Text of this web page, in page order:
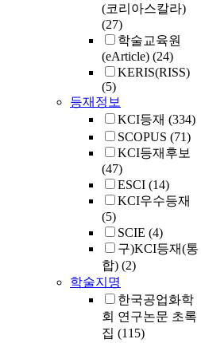
(코리아스칼라)
(27)
학술교육원
(eArticle) (24)
KERIS(RISS)
(5)
등재정보
KCI등재 (334)
SCOPUS (71)
KCI등재후보
(47)
ESCI (14)
KCI우수등재
(5)
SCIE (4)
구)KCI등재(통
합) (2)
학술지명
한국공업화학
회 연구논문 초록
집 (115)